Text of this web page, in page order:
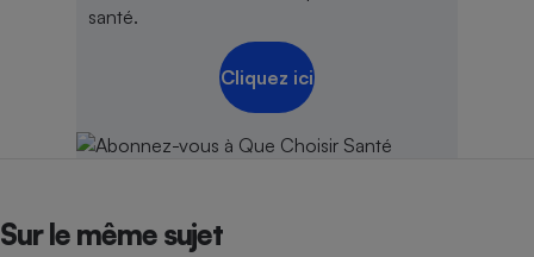
santé.
Cliquez ici
Sur le même sujet